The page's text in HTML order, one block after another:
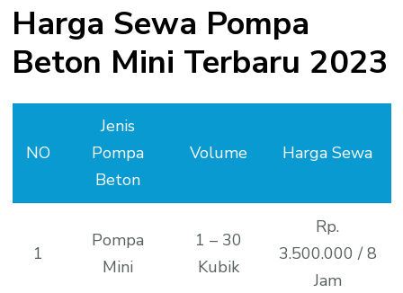
Harga Sewa Pompa
Beton Mini Terbaru 2023
NO
Jenis
Pompa
Beton
Volume Harga Sewa
1
Pompa
Mini
1 – 30
Kubik
Rp.
3.500.000 / 8
Jam